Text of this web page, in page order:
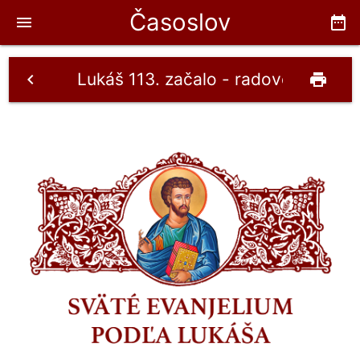
Časoslov date_range
menu
Lukáš 113. začalo - radové 6.4.
chevron_left print